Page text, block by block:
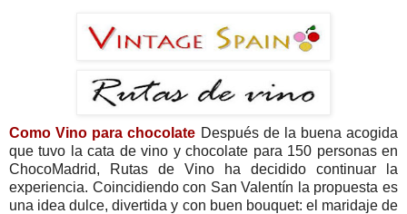
Como Vino para chocolate Después de la buena acogida
que tuvo la cata de vino y chocolate para 150 personas en
ChocoMadrid, Rutas de Vino ha decidido continuar la
experiencia. Coincidiendo con San Valentín la propuesta es
una idea dulce, divertida y con buen bouquet: el maridaje de